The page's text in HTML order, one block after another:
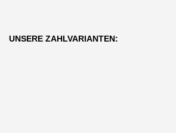
UNSERE ZAHLVARIANTEN: